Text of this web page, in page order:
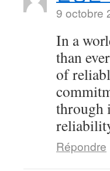
9 octobre
In a
than
of
through
Répondre